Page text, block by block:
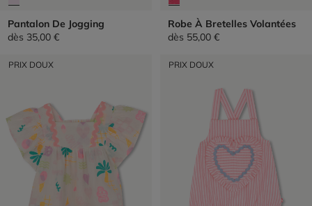
Pantalon De Jogging
dès 35,00 €
Robe À Bretelles Volantées
dès 55,00 €
PRIX DOUX PRIX DOUX